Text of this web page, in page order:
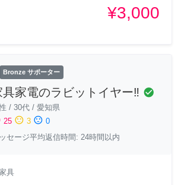
¥3,000
Bronze サポーター
具家電のラビットイヤー‼️ check_circle
/ 30代 / 愛知県
25 sentiment_neutral 3 sentiment_dissatisfied 0
セージ平均返信時間: 24時間以内
具